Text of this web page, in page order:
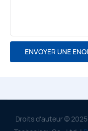
ENVOYER UNE
Droits d'auteur ©